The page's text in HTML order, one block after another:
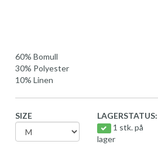
60% Bomull
30% Polyester
10% Linen
SIZE
LAGERSTATUS:
1 stk. på
lager